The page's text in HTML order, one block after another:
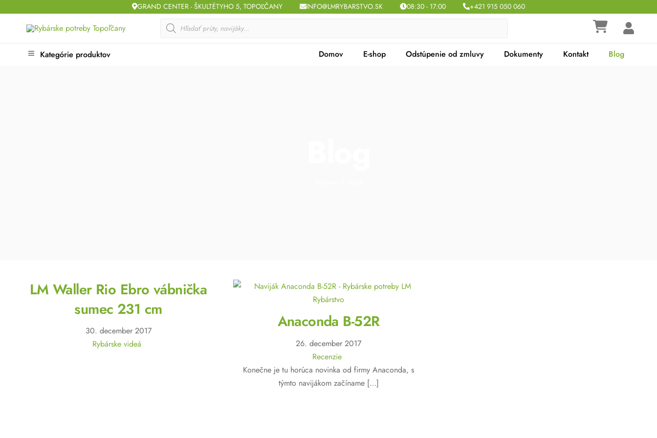
GRAND CENTER - ŠKULTÉTYHO 5, TOPOĽČANY INFO@LMRYBARSTVO.SK 08:30 - 17:00 +421 915 050 060
Products
search
Kategórie produktov Domov E-shop Odstúpenie od zmluvy Dokumenty Kontakt Blog
LM Waller Rio Ebro vábnička
sumec 231 cm
30. december 2017
Rybárske videá
Anaconda B-52R
26. december 2017
Recenzie
Konečne je tu horúca novinka od firmy Anaconda, s
týmto navijákom začíname […]